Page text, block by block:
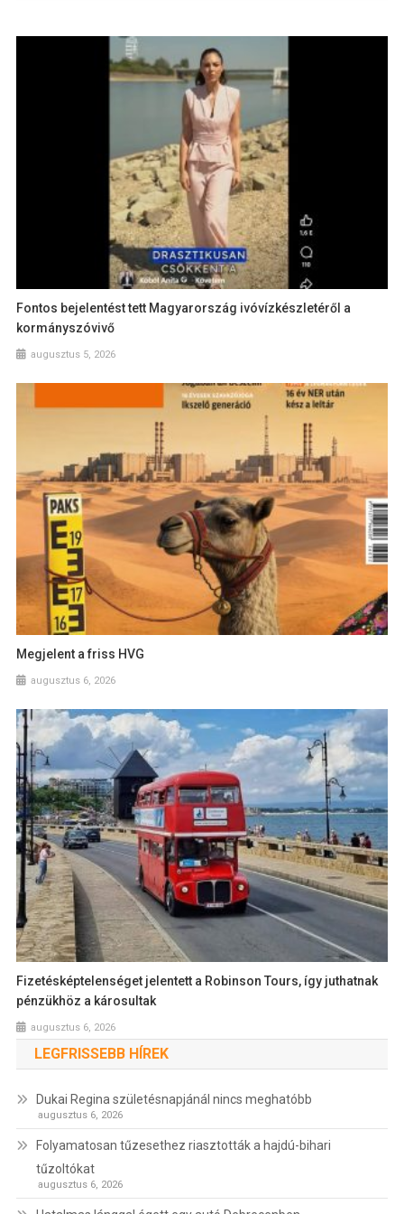
Fontos bejelentést tett Magyarország ivóvízkészletéről a
kormányszóvivő
augusztus 5, 2026
Megjelent a friss HVG
augusztus 6, 2026
Fizetésképtelenséget jelentett a Robinson Tours, így juthatnak
pénzükhöz a károsultak
augusztus 6, 2026
LEGFRISSEBB HÍREK
Dukai Regina születésnapjánál nincs meghatóbb
augusztus 6, 2026
Folyamatosan tűzesethez riasztották a hajdú-bihari
tűzoltókat
augusztus 6, 2026